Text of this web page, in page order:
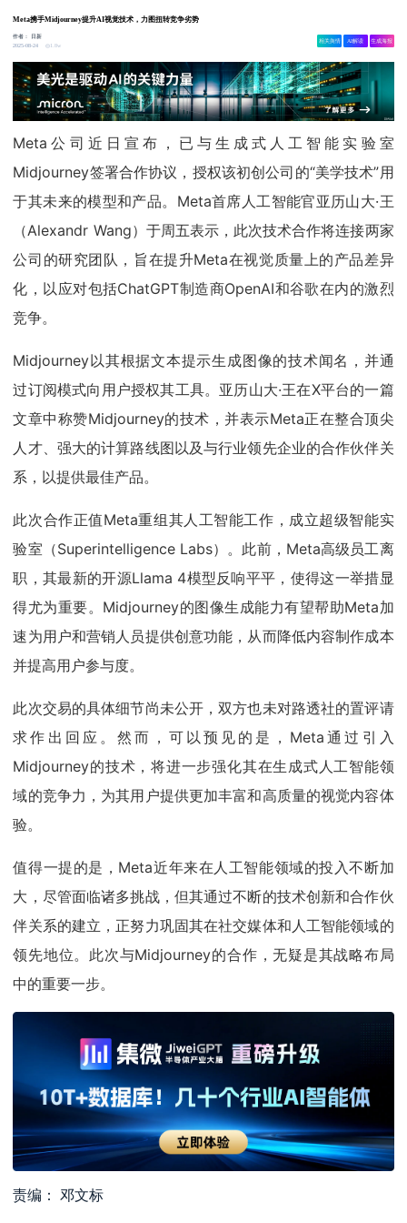
Meta携手Midjourney提升AI视觉技术，力图扭转竞争劣势
作者：
日新
2025-08-24
1.8w
相关舆情 AI解读 生成海报
Meta公司近日宣布，已与生成式人工智能实验室
Midjourney签署合作协议，授权该初创公司的“美学技术”用
于其未来的模型和产品。Meta首席人工智能官亚历山大·王
（Alexandr Wang）于周五表示，此次技术合作将连接两家
公司的研究团队，旨在提升Meta在视觉质量上的产品差异
化，以应对包括ChatGPT制造商OpenAI和谷歌在内的激烈
竞争。
Midjourney以其根据文本提示生成图像的技术闻名，并通
过订阅模式向用户授权其工具。亚历山大·王在X平台的一篇
文章中称赞Midjourney的技术，并表示Meta正在整合顶尖
人才、强大的计算路线图以及与行业领先企业的合作伙伴关
系，以提供最佳产品。
此次合作正值Meta重组其人工智能工作，成立超级智能实
验室（Superintelligence Labs）。此前，Meta高级员工离
职，其最新的开源Llama 4模型反响平平，使得这一举措显
得尤为重要。Midjourney的图像生成能力有望帮助Meta加
速为用户和营销人员提供创意功能，从而降低内容制作成本
并提高用户参与度。
此次交易的具体细节尚未公开，双方也未对路透社的置评请
求作出回应。然而，可以预见的是，Meta通过引入
Midjourney的技术，将进一步强化其在生成式人工智能领
域的竞争力，为其用户提供更加丰富和高质量的视觉内容体
验。
值得一提的是，Meta近年来在人工智能领域的投入不断加
大，尽管面临诸多挑战，但其通过不断的技术创新和合作伙
伴关系的建立，正努力巩固其在社交媒体和人工智能领域的
领先地位。此次与Midjourney的合作，无疑是其战略布局
中的重要一步。
责编： 邓文标